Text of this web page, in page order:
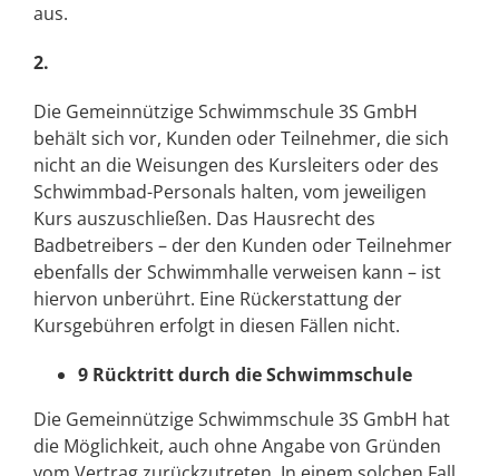
aus.
2.
Die Gemeinnützige Schwimmschule 3S GmbH
behält sich vor, Kunden oder Teilnehmer, die sich
nicht an die Weisungen des Kursleiters oder des
Schwimmbad-Personals halten, vom jeweiligen
Kurs auszuschließen. Das Hausrecht des
Badbetreibers – der den Kunden oder Teilnehmer
ebenfalls der Schwimmhalle verweisen kann – ist
hiervon unberührt. Eine Rückerstattung der
Kursgebühren erfolgt in diesen Fällen nicht.
9 Rücktritt durch die Schwimmschule
Die Gemeinnützige Schwimmschule 3S GmbH hat
die Möglichkeit, auch ohne Angabe von Gründen